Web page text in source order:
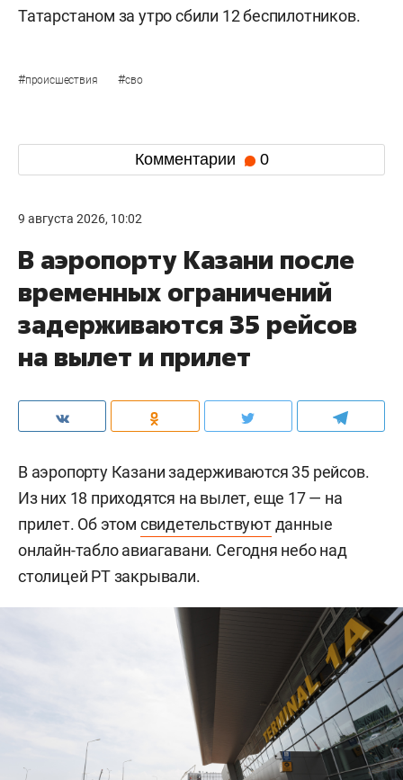
Татарстаном за утро сбили 12 беспилотников.
#происшествия #сво
Комментарии 0
9 августа 2026, 10:02
В аэропорту Казани после
временных ограничений
задерживаются 35 рейсов
на вылет и прилет
В аэропорту Казани задерживаются 35 рейсов.
Из них 18 приходятся на вылет, еще 17 — на
прилет. Об этом свидетельствуютданные
онлайн-табло авиагавани. Сегодня небо над
столицей РТ закрывали.